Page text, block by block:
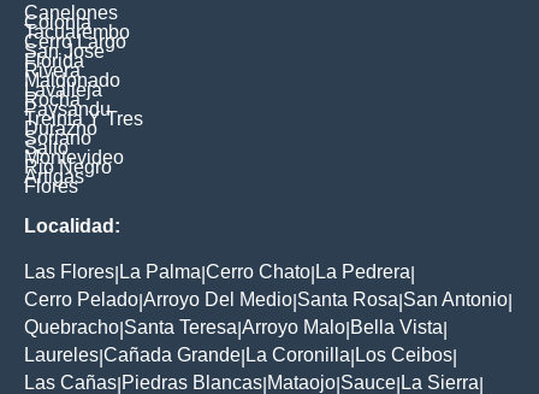
Canelones
Colonia
Tacuarembo
Cerro Largo
San Jose
Florida
Rivera
Maldonado
Lavalleja
Rocha
Paysandu
Treinta Y Tres
Durazno
Soriano
Salto
Montevideo
Rio Negro
Artigas
Flores
Localidad:
Las Flores La Palma Cerro Chato La Pedrera
Cerro Pelado Arroyo Del Medio Santa Rosa San Antonio
Quebracho Santa Teresa Arroyo Malo Bella Vista
Laureles Cañada Grande La Coronilla Los Ceibos
Las Cañas Piedras Blancas Mataojo Sauce La Sierra